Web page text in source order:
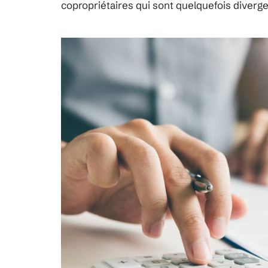
copropriétaires qui sont quelquefois